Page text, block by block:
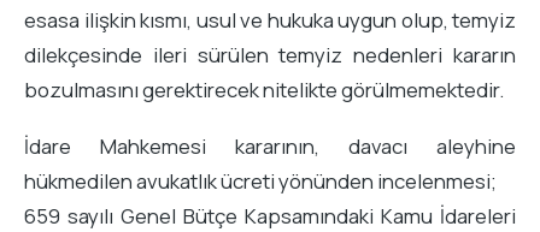
esasa ilişkin kısmı, usul ve hukuka uygun olup, temyiz
dilekçesinde ileri sürülen temyiz nedenleri kararın
bozulmasını gerektirecek nitelikte görülmemektedir.
İdare Mahkemesi kararının, davacı aleyhine
hükmedilen avukatlık ücreti yönünden incelenmesi;
659 sayılı Genel Bütçe Kapsamındaki Kamu İdareleri